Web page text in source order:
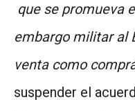
que se promueva
embargo militar al
venta como
suspender el